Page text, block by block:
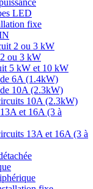
LED
fixe
2 ou 3 kW
ou 3 kW
5 kW et 10 kW
6A (1.4kW)
10A (2.3kW)
10A (2.3kW)
et 16A (3 à
13A et 16A (3 à